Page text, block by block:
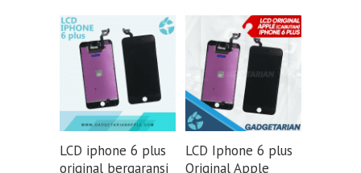
LCD iphone 6 plus
original bergaransi
LCD Iphone 6 plus
Original Apple